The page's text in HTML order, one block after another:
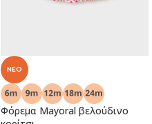
NEO
Φόρεμα Mayoral βελούδινο